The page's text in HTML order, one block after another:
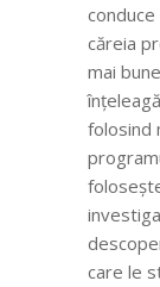
căreia
mai
folosind
care le